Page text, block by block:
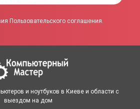
Пользовательского соглашения.
и ноутбуков в Киеве и области с
выездом на дом